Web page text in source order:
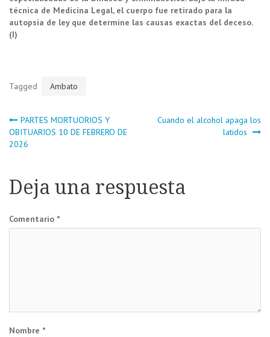
técnica de Medicina Legal, el cuerpo fue retirado para la
autopsia de ley que determine las causas exactas del deceso.
(I)
Tagged Ambato
Navegación
de
entradas
PARTES MORTUORIOS Y
OBITUARIOS 10 DE FEBRERO DE
2026
Cuando el alcohol apaga los
latidos
Deja una respuesta
Comentario *
Nombre *